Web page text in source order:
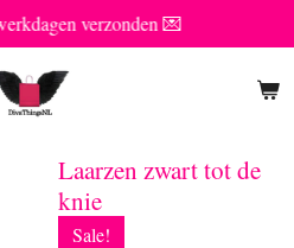
verzonden 💌
Laarzen zwart tot de
knie
Sale!